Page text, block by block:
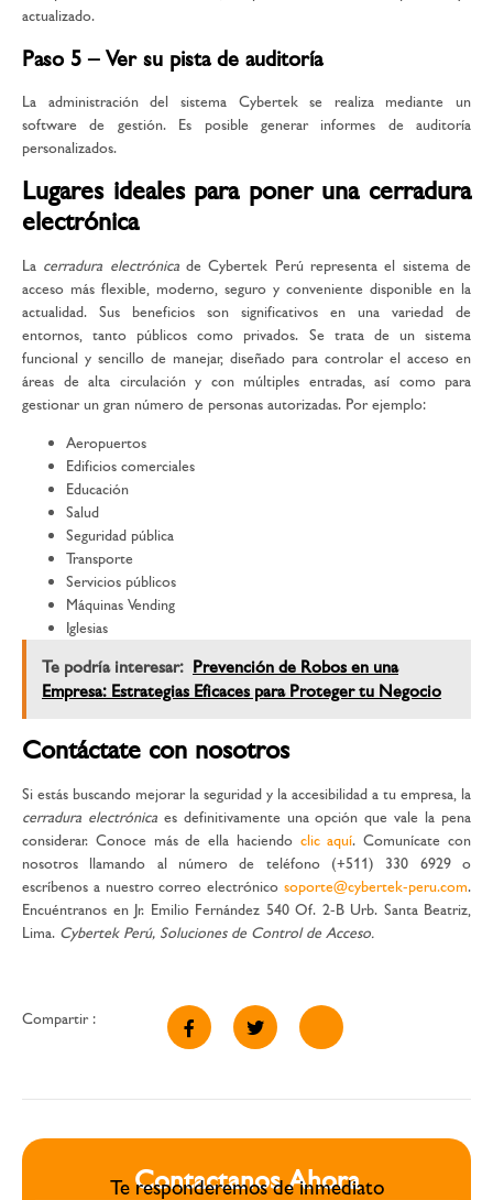
actualizado.
Paso 5 – Ver su pista de auditoría
La administración del sistema Cybertek se realiza mediante un
software de gestión. Es posible generar informes de auditoría
personalizados.
Lugares ideales para poner una cerradura
electrónica
La cerradura electrónicadeCybertek Perú representa el sistema de
acceso más flexible, moderno, seguro y conveniente disponible en la
actualidad. Sus beneficios son significativos en una variedad de
entornos, tanto públicos como privados. Se trata de un sistema
funcional y sencillo de manejar, diseñado para controlar el acceso en
áreas de alta circulación y con múltiples entradas, así como para
gestionar un gran número de personas autorizadas. Por ejemplo:
Aeropuertos
Edificios comerciales
Educación
Salud
Seguridad pública
Transporte
Servicios públicos
Máquinas Vending
Iglesias
Te podría interesar: Prevención de Robos en una
Empresa: Estrategias Eficaces para Proteger tu Negocio
Contáctate con nosotros
Si estás buscando mejorar la seguridad y la accesibilidad a tu empresa, la
cerradura electrónicaes definitivamente una opción que vale la pena
considerar. Conoce más de ella haciendo clic aquí. Comunícate con
nosotros llamando al número de teléfono (+511) 330 6929 o
escríbenos a nuestro correo electrónico soporte@cybertek-peru.com.
Encuéntranos en Jr. Emilio Fernández 540 Of. 2-B Urb. Santa Beatriz,
Lima. Cybertek Perú, Soluciones de Control de Acceso.
Compartir :
Contactanos Ahora
Te responderemos de inmediato